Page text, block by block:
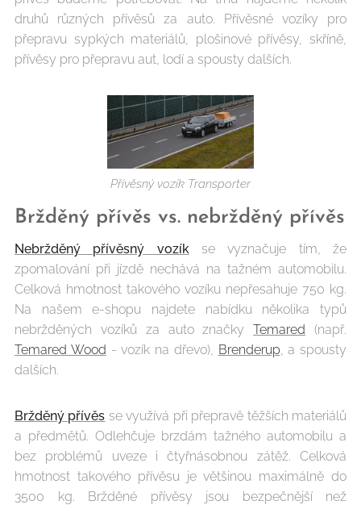
druhů různých přívěsů za auto. Přívěsné vozíky pro
přepravu sypkých materiálů, plošinové přívěsy, skříně,
přívěsy pro přepravu aut, lodí a spousty dalších.
Přívěsný vozík Transporter
Bržděný přívěs vs. nebržděný přívěs
Nebržděný přívěsný vozík
se vyznačuje tím, že
zpomalování při jízdě nechává na tažném automobilu.
Celková hmotnost takového vozíku nepřesahuje 750 kg.
Na našem e-shopu najdete nabídku několika typů
nebržděných vozíků za auto značkyTemared (např.
Temared Wood - vozík na dřevo), Brenderup , a spousty
dalších.
Bržděný přívěs se využívá při přepravě těžších materiálů
a předmětů. Odlehčuje brzdám tažného automobilu a
bez problémů uveze i čtyřnásobnou zátěž. Celková
hmotnost takového přívěsu je většinou maximálně do
3500 kg. Bržděné přívěsy jsou bezpečnější než